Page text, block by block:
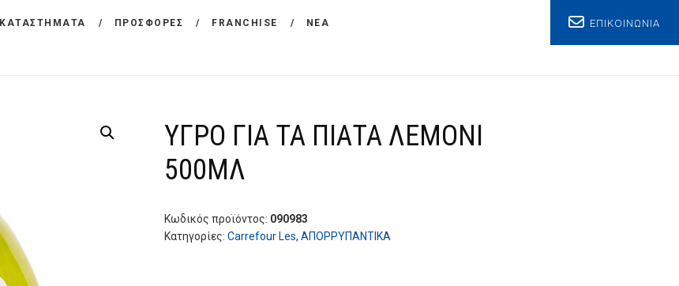
ΚΑΤΑΣΤΗΜΑΤΑ ΠΡΟΣΦΟΡΕΣ FRANCHISE ΝΕΑ ΕΠΙΚΟΙΝΩΝΙΑ
ΕΤΑΙΡΕΙΑ
ΠΡΟΣΦΟΡΕΣ
ΕΠΙΚΟΙΝΩΝΙΑ
ΥΓΡΟ ΓΙΑ ΤΑ ΠΙΑΤΑ ΛΕΜΟΝΙ
500ΜΛ
Κωδικός προϊόντος: 090983
Κατηγορίες: Carrefour Les, ΑΠΟΡΡΥΠΑΝΤΙΚΑ